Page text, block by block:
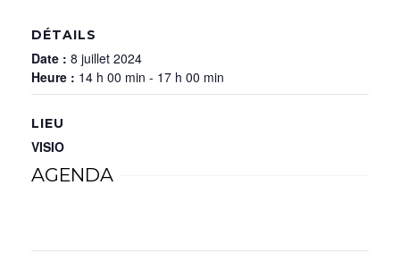
DÉTAILS
Date : 8 juillet 2024
Heure : 14 h 00 min - 17 h 00 min
LIEU
VISIO
AGENDA